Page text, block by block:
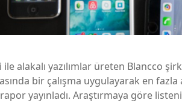
alakalı yazılımlar üreten Blancco
bir çalışma uygulayarak en
yayınladı. Araştırmaya göre